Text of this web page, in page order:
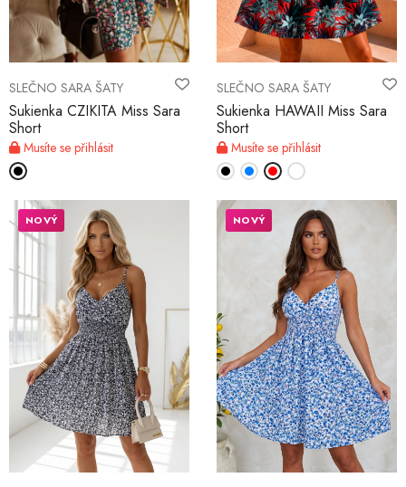
SLEČNO SARA ŠATY
Sukienka CZIKITA Miss Sara
Short
Musíte se přihlásit
SLEČNO SARA ŠATY
Sukienka HAWAII Miss Sara
Short
Musíte se přihlásit
NOVÝ NOVÝ